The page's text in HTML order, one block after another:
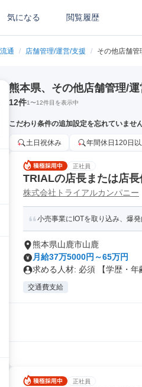
気になる 閲覧履歴
通 / 店舗管理/運営/支援 / その他店舗管
熊本県、その他店舗管理/
12件1〜12件目を表示中
こだわり条件の追加設定を忘れていませ
土日祝休み 年間休日120日
正社員
TRIALの店長または店長
株式会社トライアルカンパニー
小売事業にIOTを取り込み、爆
熊本県山鹿市山鹿
月給37万5000円～65万円
求める人材: 必須 【学歴・年
交通費支給
正社員